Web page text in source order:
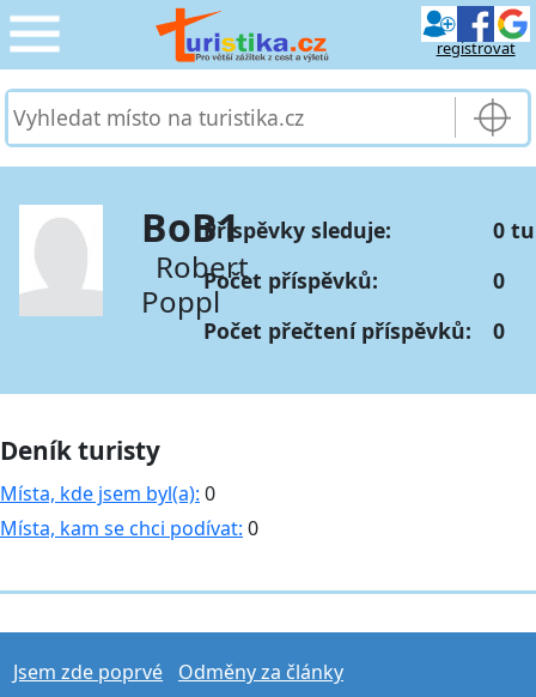
registrovat
CESTOVÁNÍ
SLUŽBY & DOPRAVA ›
PRO TURISTY ›
MOJE TURISTIKA ›
BoB1
Robert
Poppl
Příspěvky sleduje:
0
Počet příspěvků:
0
Počet přečtení příspěvků:
0
Deník turisty
Místa, kde jsem byl(a): 0
Místa, kam se chci podívat: 0
Jsem zde poprvé
Odměny za články